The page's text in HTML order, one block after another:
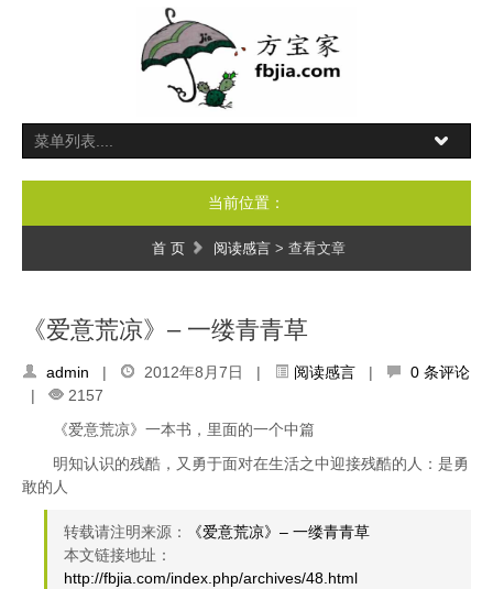
当前位置：
首 页 阅读感言> 查看文章
《爱意荒凉》– 一缕青青草
admin | 2012年8月7日 | 阅读感言 |
0 条评论
|
2157
《爱意荒凉》一本书，里面的一个中篇
明知认识的残酷，又勇于面对在生活之中迎接残酷的人：是勇
敢的人
转载请注明来源：
《爱意荒凉》– 一缕青青草
本文链接地址：
http://fbjia.com/index.php/archives/48.html